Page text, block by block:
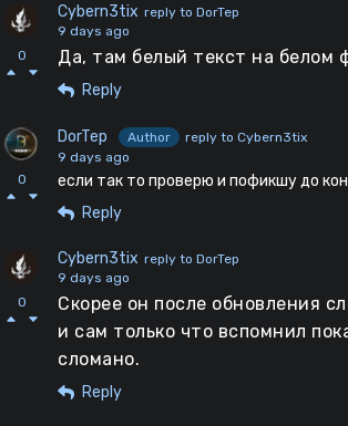
0
Cybern3tix reply to DorTep
9 days ago
Да, там белый текст на белом
Reply
0
DorTep Author
reply to Cybern3tix
9 days ago
если так то проверю и пофикшу до
Reply
0
Cybern3tix reply to DorTep
9 days ago
Скорее он после обновления
и сам только что вспомнил
сломано.
Reply